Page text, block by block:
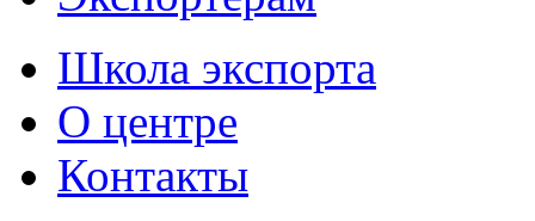
Школа экспорта
О центре
Контакты